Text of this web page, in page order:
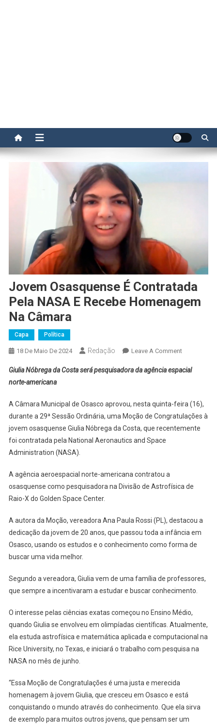
Jovem Osasquense É Contratada
Pela NASA E Recebe Homenagem
Na Câmara
Capa Política
18 De Maio De 2024 Redação Leave A CommentOn
Osasquense
Pela
NASA
E
Giulia Nóbrega da Costa será pesquisadora da agência espacial
norte-americana
A Câmara Municipal de Osasco aprovou, nesta quinta-feira (16),
durante a 29ª Sessão Ordinária, uma Moção de Congratulações à
jovem osasquense Giulia Nóbrega da Costa, que recentemente
foi contratada pela National Aeronautics and Space
Administration (NASA).
A agência aeroespacial norte-americana contratou a
osasquense como pesquisadora na Divisão de Astrofísica de
Raio-X do Golden Space Center.
A autora da Moção, vereadora Ana Paula Rossi (PL), destacou a
dedicação da jovem de 20 anos, que passou toda a infância em
Osasco, usando os estudos e o conhecimento como forma de
buscar uma vida melhor.
Segundo a vereadora, Giulia vem de uma família de professores,
que sempre a incentivaram a estudar e buscar conhecimento.
O interesse pelas ciências exatas começou no Ensino Médio,
quando Giulia se envolveu em olimpíadas científicas. Atualmente,
ela estuda astrofísica e matemática aplicada e computacional na
Rice University, no Texas, e iniciará o trabalho com pesquisa na
NASA no mês de junho.
“Essa Moção de Congratulações é uma justa e merecida
homenagem à jovem Giulia, que cresceu em Osasco e está
conquistando o mundo através do conhecimento. Que ela sirva
de exemplo para muitos outros jovens, que pensam ser um